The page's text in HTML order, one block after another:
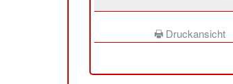
Druckansicht